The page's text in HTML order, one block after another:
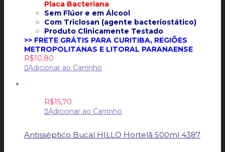
Placa Bacteriana
Sem Flúor e em Álcool
Com Triclosan (agente bacteriostático)
Produto Clinicamente Testado
>> FRETE GRÁTIS PARA CURITIBA, REGIÕES
METROPOLITANAS E LITORAL PARANAENSE
R$10,80
Adicionar ao Carrinho
R$15,70
Adicionar ao Carrinho
Antisséptico Bucal HILLO Hortelã 500ml 4387